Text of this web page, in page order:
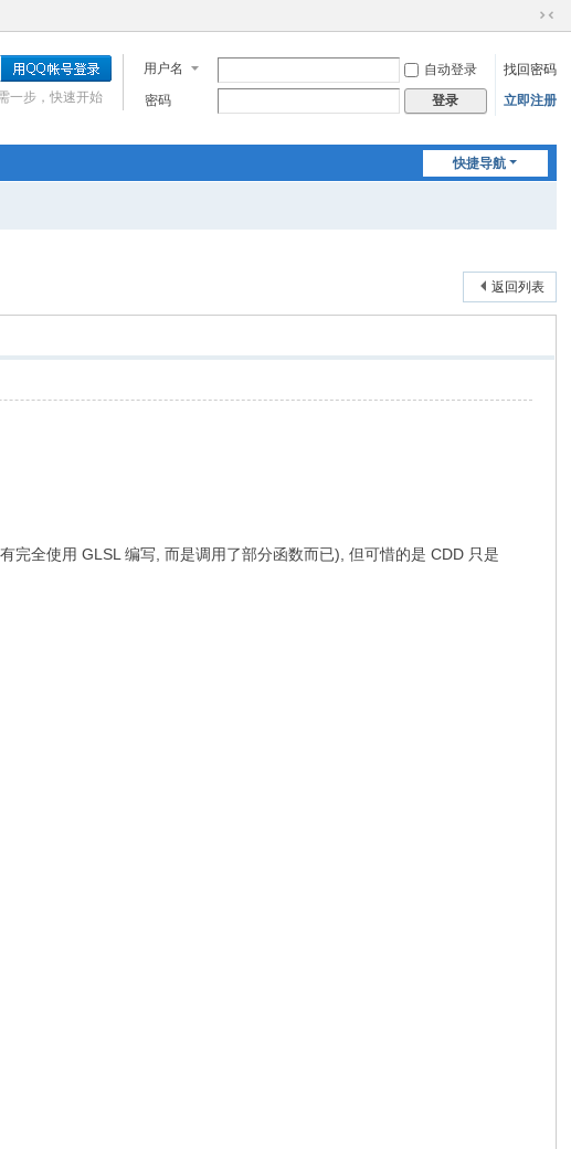
切
到
窄
用户名 自动登录
找回密码
密码
登录 立即注册
一步，快速开始
快捷导航
返回列表
完全使用 GLSL 编写, 而是调用了部分函数而已), 但可惜的是 CDD 只是